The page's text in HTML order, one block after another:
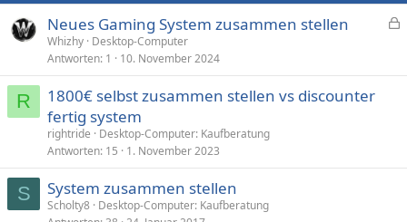
p
Neues Gaming System zusammen stellen
Whizhy Desktop-Computer
Antworten 1 10. November 2024
R
1800€ selbst zusammen stellen vs discounter
fertig system
rightride
Desktop-Computer: Kaufberatung
Antworten 15 1. November 2023
S System zusammen stellen
Scholty8 Desktop-Computer: Kaufberatung